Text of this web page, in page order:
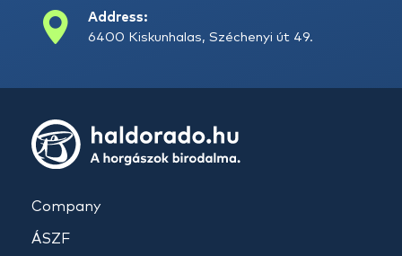
Address:
6400 Kiskunhalas, Széchenyi út 49.
Company
ÁSZF